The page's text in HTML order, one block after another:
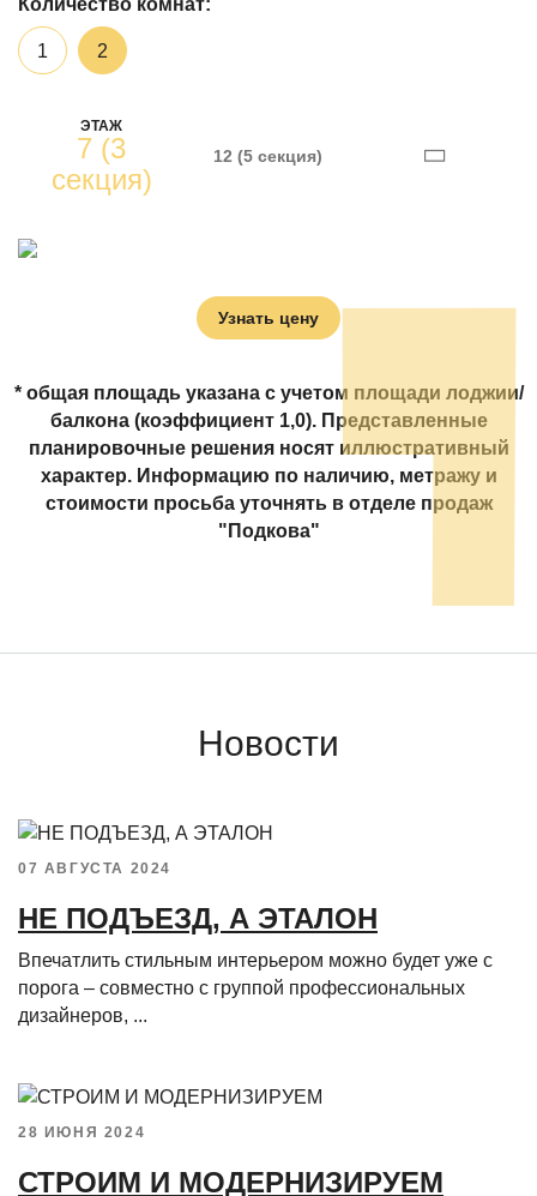
Количество комнат:
1 2
ЭТАЖ
7 (3
секция)
12 (5 секция)
Узнать цену
* общая площадь указана с учетом площади лоджии/
балкона (коэффициент 1,0). Представленные
планировочные решения носят иллюстративный
характер. Информацию по наличию, метражу и
стоимости просьба уточнять в отделе продаж
"Подкова"
Новости
07 АВГУСТА 2024
НЕ ПОДЪЕЗД, А ЭТАЛОН
Впечатлить стильным интерьером можно будет уже с
порога – совместно с группой профессиональных
дизайнеров, ...
28 ИЮНЯ 2024
СТРОИМ И МОДЕРНИЗИРУЕМ